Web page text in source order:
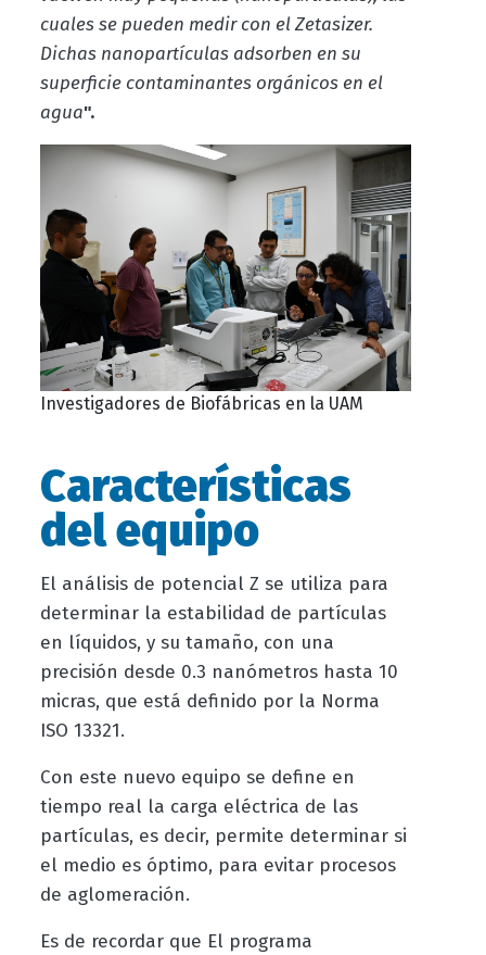
cuales se pueden medir con el Zetasizer.
Dichas nanopartículas adsorben en su
superficie contaminantes orgánicos en el
agua".
Investigadores de Biofábricas en la UAM
Características
del equipo
El análisis de potencial Z se utiliza para
determinar la estabilidad de partículas
en líquidos, y su tamaño, con una
precisión desde 0.3 nanómetros hasta 10
micras, que está definido por la Norma
ISO 13321.
Con este nuevo equipo se define en
tiempo real la carga eléctrica de las
partículas, es decir, permite determinar si
el medio es óptimo, para evitar procesos
de aglomeración.
Es de recordar que El programa